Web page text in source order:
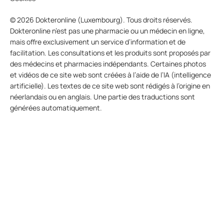
© 2026 Dokteronline (Luxembourg). Tous droits réservés.
Dokteronline n’est pas une pharmacie ou un médecin en ligne,
mais offre exclusivement un service d’information et de
facilitation. Les consultations et les produits sont proposés par
des médecins et pharmacies indépendants. Certaines photos
et vidéos de ce site web sont créées à l’aide de l’IA (intelligence
artificielle). Les textes de ce site web sont rédigés à l’origine en
néerlandais ou en anglais. Une partie des traductions sont
générées automatiquement.